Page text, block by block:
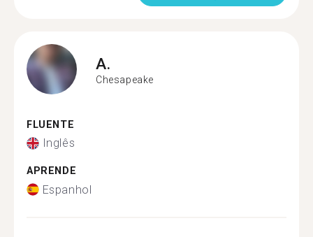
A.
Chesapeake
FLUENTE
Inglês
APRENDE
Espanhol